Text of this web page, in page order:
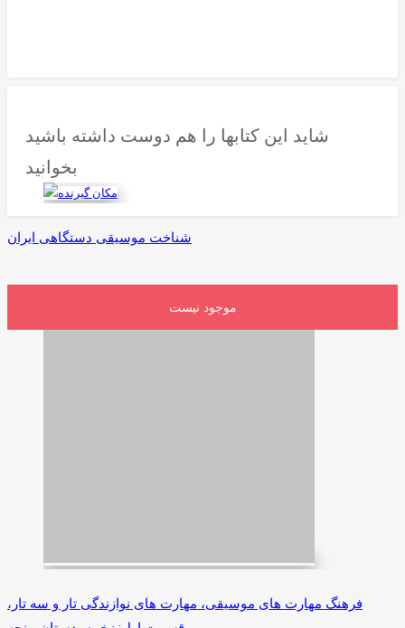
شاید این کتابها را هم دوست داشته باشید
بخوانید
شناخت موسیقی دستگاهی ایران
موجود نیست
فرهنگ مهارت های موسیقی، مهارت های نوازندگی تار و سه تار،